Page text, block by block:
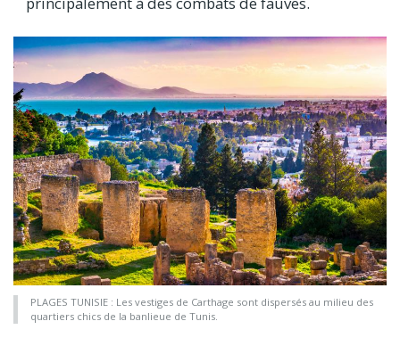
PLAGES TUNISIE : Les vestiges de Carthage sont dispersés au milieu des
quartiers chics de la banlieue de Tunis.